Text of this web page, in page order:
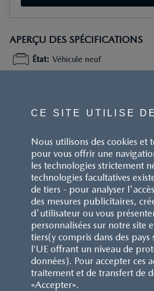
APERÇU DES SPÉCIFICATIONS
État: Véhicule neuf
Type de carburant : Essence
Système d’entraînement 4x2
Transmission: Boîte manuelle à 6
Consommation 6.2 l/100km*
TOUTES LES
SPÉCIFICATIONS TECHNIQUES
CE SITE UTILISE
Nous utilisons des cookies et
pour vous offrir une
les technologies strictement
technologies facultatives
de tiers - pour analyser
des mesures publicitaires,
d'utilisateur ou vous
personnalisées sur notre site
tiers(y compris dans des pays
l’UE offrant un niveau de
données). Pour accepter ces
traitement et de transfert de
«Accepter».